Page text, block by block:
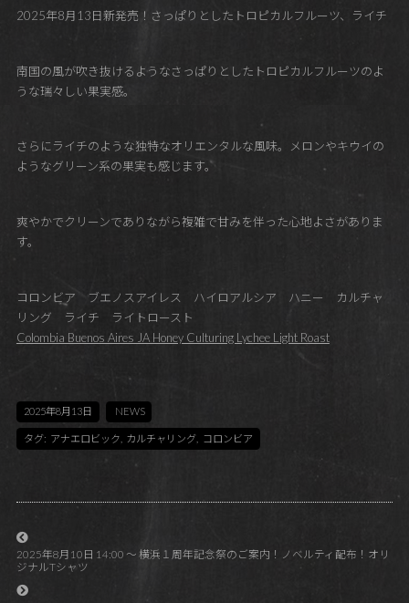
2025年8月13日新発売！さっぱりとしたトロピカルフルーツ、ライチ
南国の風が吹き抜けるようなさっぱりとしたトロピカルフルーツのよ
うな瑞々しい果実感。
さらにライチのような独特なオリエンタルな風味。メロンやキウイの
ようなグリーン系の果実も感じます。
爽やかでクリーンでありながら複雑で甘みを伴った心地よさがありま
す。
コロンビア ブエノスアイレス ハイロアルシア ハニー カルチャ
リング ライチ ライトロースト
Colombia Buenos Aires JA Honey Culturing Lychee Light Roast
2025年8月13日 NEWS
タグ: アナエロビック カルチャリング コロンビア
2025年8月10日 14:00 ～ 横浜１周年記念祭のご案内！ノベルティ配布！オリ
ジナルTシャツ